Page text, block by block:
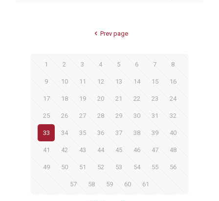
Prev page
1 2 3 4 5 6 7 8
9 10 11 12 13 14 15 16
17 18 19 20 21 22 23 24
25 26 27 28 29 30 31 32
33 34 35 36 37 38 39 40
41 42 43 44 45 46 47 48
49 50 51 52 53 54 55 56
57 58 59 60 61